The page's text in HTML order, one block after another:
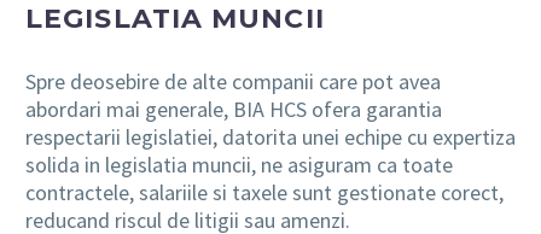
LEGISLATIA MUNCII
Spre deosebire de alte companii care pot avea
abordari mai generale, BIA HCS ofera garantia
respectarii legislatiei, datorita unei echipe cu expertiza
solida in legislatia muncii, ne asiguram ca toate
contractele, salariile si taxele sunt gestionate corect,
reducand riscul de litigii sau amenzi.